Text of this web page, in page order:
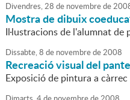
Divendres,28 de novembrede
Mostra de dibuix
Il·lustracions de l'alumnat de
Dissabte,8 de novembrede2008
Recreació visual del
Exposició de pintura a